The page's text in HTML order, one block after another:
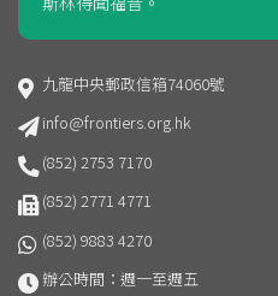
九龍中央郵政信箱74060號
info@frontiers.org.hk
(852) 2753 7170
(852) 2771 4771
(852) 9883 4270
辦公時間：週一至週五